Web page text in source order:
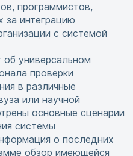
программистов,
за интеграцию
с системой
об универсальном
проверки
в различные
или научной
основные сценарии
системы
о последних
обзор имеющейся